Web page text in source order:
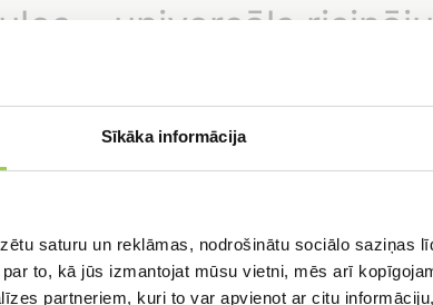
Sīkāka informācija
saturu un reklāmas, nodrošinātu sociālo saziņas
to, kā jūs izmantojat mūsu vietni, mēs arī
partneriem, kuri to var apvienot ar citu
– universāls
un praksē pārbaudīts risinājums dažādu
gan izcilu mehānisko izturību, padarot tās
uz bezmaksas
formu un mēs sazināsimies ar Jums,